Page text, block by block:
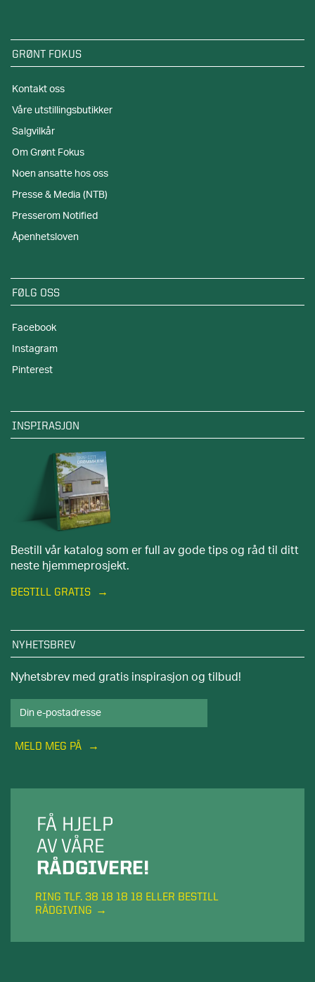
GRØNT FOKUS
Kontakt oss
Våre utstillingsbutikker
Salgvilkår
Om Grønt Fokus
Noen ansatte hos oss
Presse & Media (NTB)
Presserom Notified
Åpenhetsloven
FØLG OSS
Facebook
Instagram
Pinterest
INSPIRASJON
Bestill vår katalog som er full av gode tips og råd til ditt
neste hjemmeprosjekt.
BESTILL GRATIS
NYHETSBREV
Nyhetsbrev med gratis inspirasjon og tilbud!
MELD MEG PÅ
FÅ HJELP
AV VÅRE
RÅDGIVERE!
RING TLF. 38 18 18 18 ELLER BESTILL
RÅDGIVING